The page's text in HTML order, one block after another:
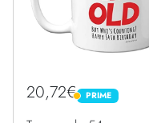
20,72€ PRIME
PRIME